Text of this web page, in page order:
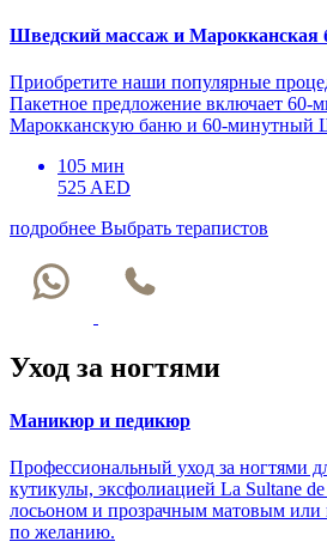
Шведский массаж и Марокканская
Приобретите наши популярные
Пакетное предложение включает 60-
Марокканскую баню и 60-минутный
105 мин
525 AED
подробнее Выбрать терапистов
Уход за ногтями
Маникюр и педикюр
Профессиональный уход за ногтями
кутикулы, эксфолиацией La Sultane
лосьоном и прозрачным матовым
по желанию.